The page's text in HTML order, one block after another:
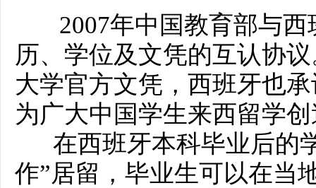
2007年中国教育部与西
历、学位及文凭的互认协
大学官方文凭，西班牙也
为广大中国学生来西留学
在西班牙本科毕业后的
作”居留，毕业生可以在当